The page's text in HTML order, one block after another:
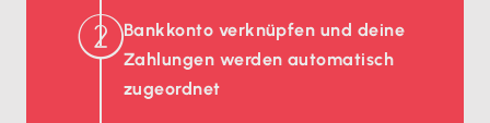
Bankkonto verknüpfen und deine
Zahlungen werden automatisch
zugeordnet